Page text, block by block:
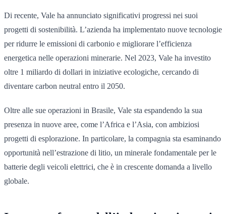
Di recente, Vale ha annunciato significativi progressi nei suoi
progetti di sostenibilità. L’azienda ha implementato nuove tecnologie
per ridurre le emissioni di carbonio e migliorare l’efficienza
energetica nelle operazioni minerarie. Nel 2023, Vale ha investito
oltre 1 miliardo di dollari in iniziative ecologiche, cercando di
diventare carbon neutral entro il 2050.
Oltre alle sue operazioni in Brasile, Vale sta espandendo la sua
presenza in nuove aree, come l’Africa e l’Asia, con ambiziosi
progetti di esplorazione. In particolare, la compagnia sta esaminando
opportunità nell’estrazione di litio, un minerale fondamentale per le
batterie degli veicoli elettrici, che è in crescente domanda a livello
globale.